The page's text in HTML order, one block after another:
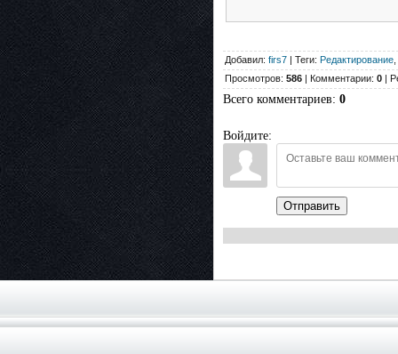
Добавил: firs7 | Теги: Редактирование
Просмотров: 586 | Комментарии: 0 |
Всего комментариев: 0
Войдите:
Отправить